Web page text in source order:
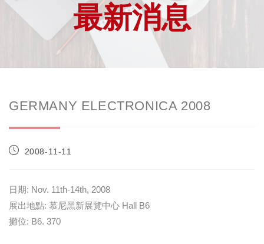
最新消息
GERMANY ELECTRONICA 2008
2008-11-11
日期: Nov. 11th-14th, 2008
展出地點: 慕尼黑新展覽中心 Hall B6
攤位: B6. 370